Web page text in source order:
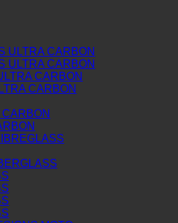
ULTRA CARBON
ULTRA CARBON
CARBON
CARBON